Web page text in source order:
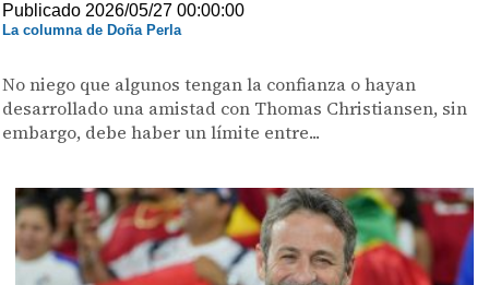
Publicado 2026/05/27 00:00:00
La columna de Doña Perla
No niego que algunos tengan la confianza o hayan
desarrollado una amistad con Thomas Christiansen, sin
embargo, debe haber un límite entre...